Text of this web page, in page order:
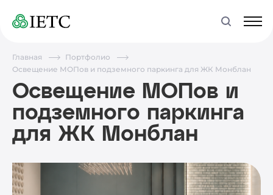
Главная
Портфолио
Освещение МОПов и подземного паркинга для ЖК Монблан
Освещение МОПов и
подземного паркинга
для ЖК Монблан